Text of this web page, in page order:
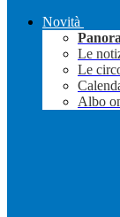
Novità
Le
Le
Albo